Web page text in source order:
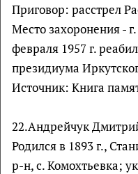
Приговор: расстрел
Место захоронения -
февраля 1957 г.
президиума
Источник: Книга
22.Андрейчук
Родился в 1893 г.,
р-н, с. Комохтьевка;